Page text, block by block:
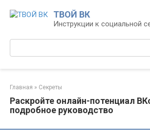
ТВОЙ ВК
Инструкции к социальной
Главная » Секреты
Раскройте онлайн-потенциал
подробное руководство